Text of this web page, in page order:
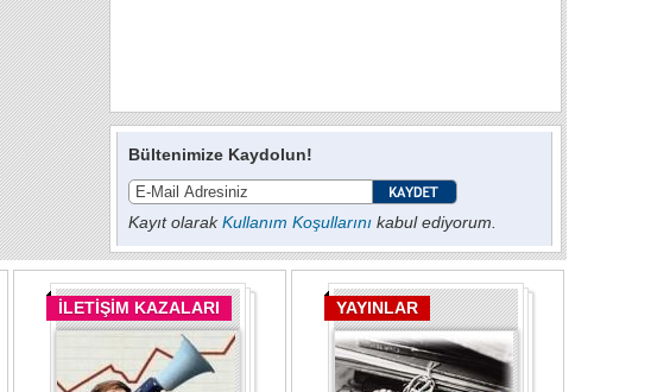
Bültenimize Kaydolun!
Kayıt olarakKullanım Koşullarını kabul ediyorum.
İLETİŞİM KAZALARI YAYINLAR